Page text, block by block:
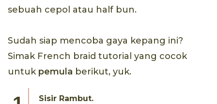
sebuah cepol atau half bun.
Sudah siap mencoba gaya kepang ini?
Simak French braid tutorial yang cocok
untuk pemula berikut, yuk.
Sisir Rambut.